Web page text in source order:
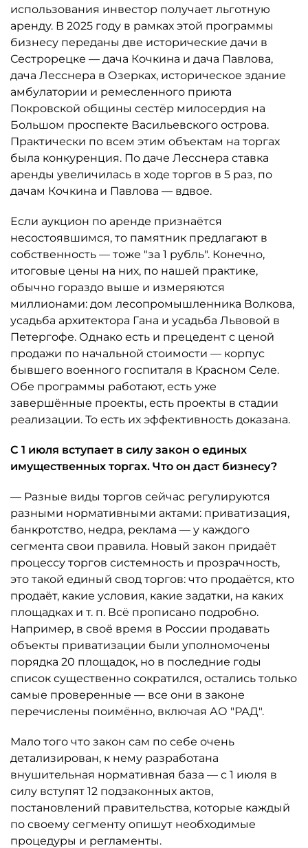
использования инвестор получает льготную
аренду. В 2025 году в рамках этой программы
бизнесу переданы две исторические дачи в
Сестрорецке — дача Кочкина и дача Павлова,
дача Лесснера в Озерках, историческое здание
амбулатории и ремесленного приюта
Покровской общины сестёр милосердия на
Большом проспекте Васильевского острова.
Практически по всем этим объектам на торгах
была конкуренция. По даче Лесснера ставка
аренды увеличилась в ходе торгов в 5 раз, по
дачам Кочкина и Павлова — вдвое.
Если аукцион по аренде признаётся
несостоявшимся, то памятник предлагают в
собственность — тоже "за 1 рубль". Конечно,
итоговые цены на них, по нашей практике,
обычно гораздо выше и измеряются
миллионами: дом лесопромышленника Волкова,
усадьба архитектора Гана и усадьба Львовой в
Петергофе. Однако есть и прецедент с ценой
продажи по начальной стоимости — корпус
бывшего военного госпиталя в Красном Селе.
Обе программы работают, есть уже
завершённые проекты, есть проекты в стадии
реализации. То есть их эффективность доказана.
С 1 июля вступает в силу закон о единых
имущественных торгах. Что он даст бизнесу?
— Разные виды торгов сейчас регулируются
разными нормативными актами: приватизация,
банкротство, недра, реклама — у каждого
сегмента свои правила. Новый закон придаёт
процессу торгов системность и прозрачность,
это такой единый свод торгов: что продаётся, кто
продаёт, какие условия, какие задатки, на каких
площадках и т. п. Всё прописано подробно.
Например, в своё время в России продавать
объекты приватизации были уполномочены
порядка 20 площадок, но в последние годы
список существенно сократился, остались только
самые проверенные — все они в законе
перечислены поимённо, включая АО "РАД".
Мало того что закон сам по себе очень
детализирован, к нему разработана
внушительная нормативная база — с 1 июля в
силу вступят 12 подзаконных актов,
постановлений правительства, которые каждый
по своему сегменту опишут необходимые
процедуры и регламенты.